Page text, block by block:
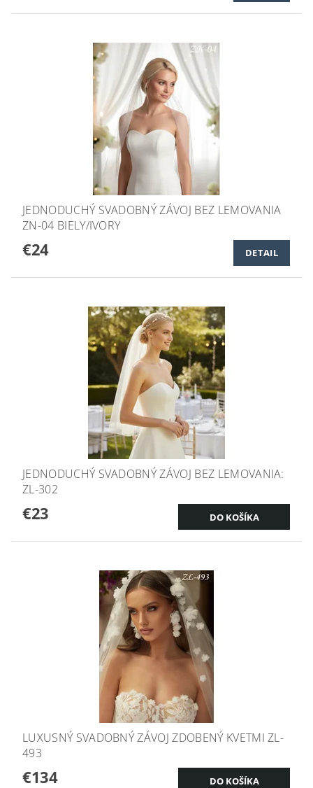
JEDNODUCHÝ SVADOBNÝ ZÁVOJ BEZ LEMOVANIA
ZN-04 BIELY/IVORY
€24 DETAIL
JEDNODUCHÝ SVADOBNÝ ZÁVOJ BEZ LEMOVANIA:
ZL-302
€23
LUXUSNÝ SVADOBNÝ ZÁVOJ ZDOBENÝ KVETMI ZL-
493
€134